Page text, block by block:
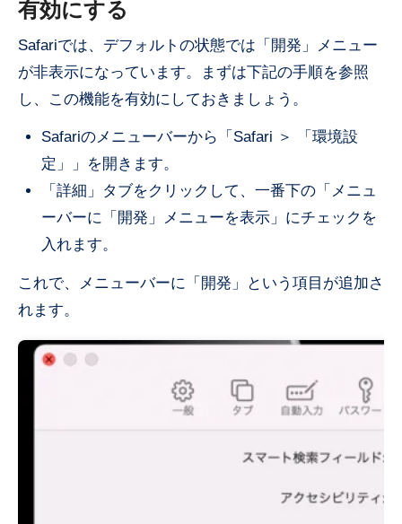
有効にする
Safariでは、デフォルトの状態では「開発」メニュー
が非表示になっています。まずは下記の手順を参照
し、この機能を有効にしておきましょう。
Safariのメニューバーから「Safari ＞ 「環境設
定」」を開きます。
「詳細」タブをクリックして、一番下の「メニュ
ーバーに「開発」メニューを表示」にチェックを
入れます。
これで、メニューバーに「開発」という項目が追加さ
れます。